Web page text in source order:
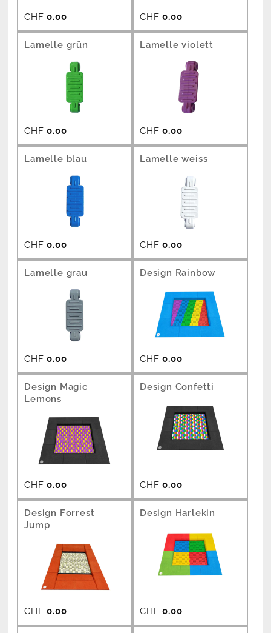
CHF 0.00 CHF 0.00
Lamelle grün
CHF 0.00
Lamelle violett
CHF 0.00
Lamelle blau
CHF 0.00
Lamelle weiss
CHF 0.00
Lamelle grau
CHF 0.00
Design Rainbow
CHF 0.00
Design Magic
Lemons
CHF 0.00
Design Confetti
CHF 0.00
Design Forrest
Jump
CHF 0.00
Design Harlekin
CHF 0.00